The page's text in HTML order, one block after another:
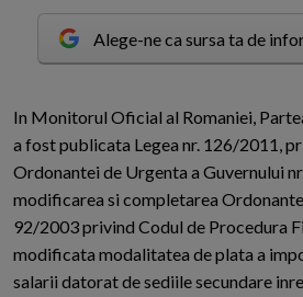
Alege-ne ca sursa ta de
In Monitorul Oficial al Romaniei,
a fost publicata Legea nr. 126/2011,
Ordonantei de Urgenta a Guvernului
modificarea si completarea
92/2003 privind Codul de Procedura
modificata modalitatea de plata a
salarii datorat de sediile secundare